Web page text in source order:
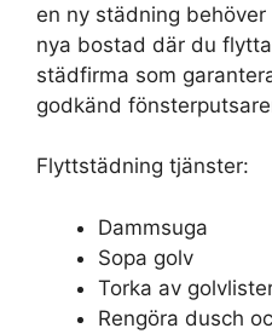
en ny städning
nya bostad där du
städfirma som
godkänd
Flyttstädning tjänster:
Dammsuga
Sopa golv
Torka av
Rengöra dusch